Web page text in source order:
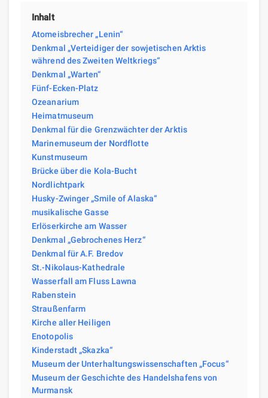
Inhalt
Atomeisbrecher „Lenin“
Denkmal „Verteidiger der sowjetischen Arktis
während des Zweiten Weltkriegs“
Denkmal „Warten“
Fünf-Ecken-Platz
Ozeanarium
Heimatmuseum
Denkmal für die Grenzwächter der Arktis
Marinemuseum der Nordflotte
Kunstmuseum
Brücke über die Kola-Bucht
Nordlichtpark
Husky-Zwinger „Smile of Alaska“
musikalische Gasse
Erlöserkirche am Wasser
Denkmal „Gebrochenes Herz“
Denkmal für A.F. Bredov
St.-Nikolaus-Kathedrale
Wasserfall am Fluss Lawna
Rabenstein
Straußenfarm
Kirche aller Heiligen
Enotopolis
Kinderstadt „Skazka“
Museum der Unterhaltungswissenschaften „Focus“
Museum der Geschichte des Handelshafens von
Murmansk